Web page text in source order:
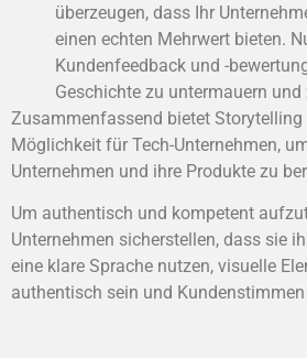
überzeugen, dass Ihr
einen echten Mehrwert bieten.
Kundenfeedback und -
Geschichte zu untermauern
Zusammenfassend bietet Storytelling
Möglichkeit für Tech-Unternehmen,
Unternehmen und ihre Produkte zu
Um authentisch und kompetent
Unternehmen sicherstellen, dass sie
eine klare Sprache nutzen, visuelle
authentisch sein und